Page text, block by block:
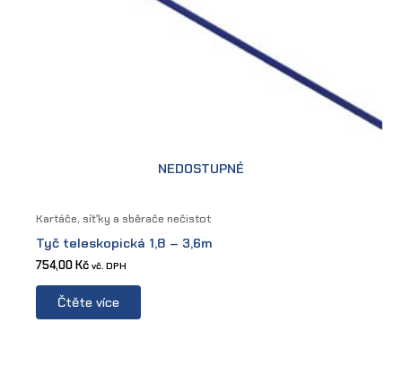
NEDOSTUPNÉ
Kartáče, síťky a sběrače nečistot
Tyč teleskopická 1,8 – 3,6m
754,00Kč vč. DPH
Čtěte více